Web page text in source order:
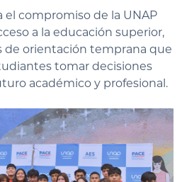
el compromiso de la UNAP
a la educación superior,
de orientación temprana que
tomar decisiones
académico y profesional.